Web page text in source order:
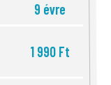
9 évre
1 990 Ft